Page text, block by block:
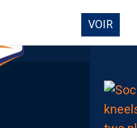
DIRECT
VOIR